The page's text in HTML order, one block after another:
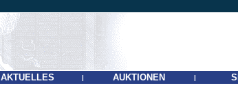
AKTUELLES | AUKTIONEN |